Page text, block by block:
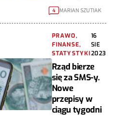
4 MARIAN SZUTIAK
PRAWO,
FINANSE,
STATYSTYKI
16
SIE
2023
Rząd bierze
się za SMS-y.
Nowe
przepisy w
ciągu tygodni